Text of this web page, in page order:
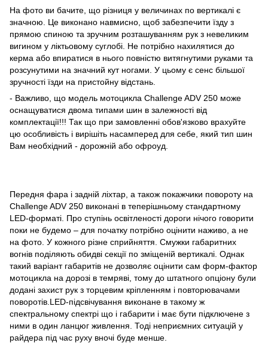
На фото ви бачите, що різниця у величинах по вертикалі є
значною. Це виконано навмисно, щоб забезпечити їзду з
прямою спиною та зручним розташуванням рук з невеликим
вигином у ліктьовому суглобі. Не потрібно нахилятися до
керма або впиратися в нього повністю витягнутими руками та
розсунутими на значний кут ногами. У цьому є сенс більшої
зручності їзди на пристойну відстань.
- Важливо, що модель мотоцикла Challenge ADV 250 може
оснащуватися двома типами шин в залежності від
комплектації!!! Так що при замовленні обов'язково врахуйте
цю особливість і вирішіть насамперед для себе, який тип шин
Вам необхідний - дорожній або офроуд.
Передня фара і задній ліхтар, а також покажчики повороту на
Challenge ADV 250 виконані в теперішньому стандартному
LED-форматі. Про ступінь освітленості дороги нічого говорити
поки не будемо – для початку потрібно оцінити наживо, а не
на фото. У кожного різне сприйняття. Смужки габаритних
вогнів поділяють обидві секції по зміщеній вертикалі. Однак
такий варіант габаритів не дозволяє оцінити сам форм-фактор
мотоцикла на дорозі в темряві, тому до штатного опціону були
додані захист рук з торцевим кріпленням і повторювачами
поворотів.LED-підсвічування виконане в такому ж
спектральному спектрі що і габарити і має бути підключене з
ними в один ланцюг живлення. Тоді неприємних ситуацій у
райдера під час руху вночі буде менше.